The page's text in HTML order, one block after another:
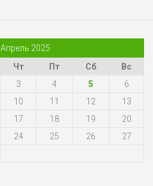
Апрель 2025
Чт Пт Сб
Вс
3 4 5
6
10 11 12
13
17 18 19
20
24 25 26
27